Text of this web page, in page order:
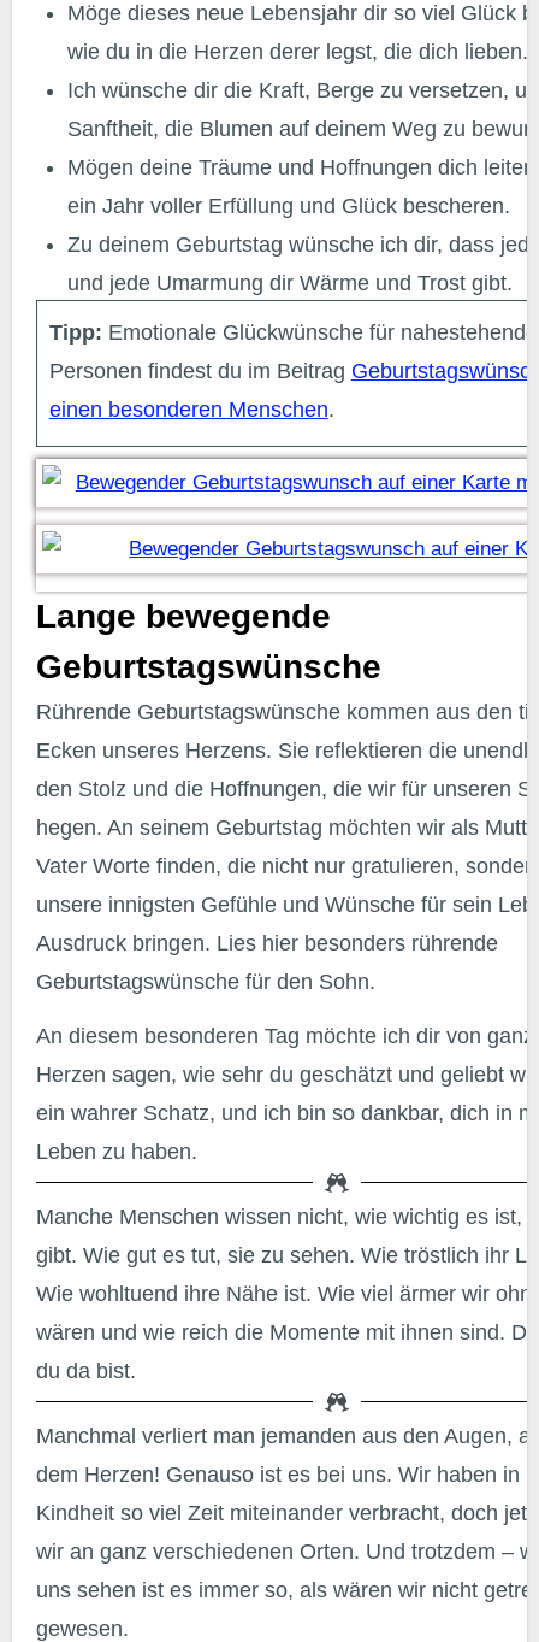
Möge dieses neue Lebensjahr dir so viel Glück
wie du in die Herzen derer legst, die dich lieben.
Ich wünsche dir die Kraft, Berge zu versetzen,
Sanftheit, die Blumen auf deinem Weg zu
Mögen deine Träume und Hoffnungen dich
ein Jahr voller Erfüllung und Glück bescheren.
Zu deinem Geburtstag wünsche ich dir, dass
und jede Umarmung dir Wärme und Trost gibt.
Tipp: Emotionale Glückwünsche für nahestehende
Personen findest du im Beitrag
einen besonderen Menschen.
Lange bewegende
Geburtstagswünsche
Rührende Geburtstagswünsche kommen aus den tiefsten
Ecken unseres Herzens. Sie reflektieren die
den Stolz und die Hoffnungen, die wir für unseren
hegen. An seinem Geburtstag möchten wir als
Vater Worte finden, die nicht nur gratulieren,
unsere innigsten Gefühle und Wünsche für sein
Ausdruck bringen. Lies hier besonders rührende
Geburtstagswünsche für den Sohn.
An diesem besonderen Tag möchte ich dir von ganzem
Herzen sagen, wie sehr du geschätzt und geliebt
ein wahrer Schatz, und ich bin so dankbar, dich in
Leben zu haben.
Manche Menschen wissen nicht, wie wichtig es ist, dass es sie
gibt. Wie gut es tut, sie zu sehen. Wie tröstlich ihr
Wie wohltuend ihre Nähe ist. Wie viel ärmer wir
wären und wie reich die Momente mit ihnen sind.
du da bist.
Manchmal verliert man jemanden aus den Augen, aber nie aus
dem Herzen! Genauso ist es bei uns. Wir haben in
Kindheit so viel Zeit miteinander verbracht, doch
wir an ganz verschiedenen Orten. Und trotzdem –
uns sehen ist es immer so, als wären wir nicht
gewesen.